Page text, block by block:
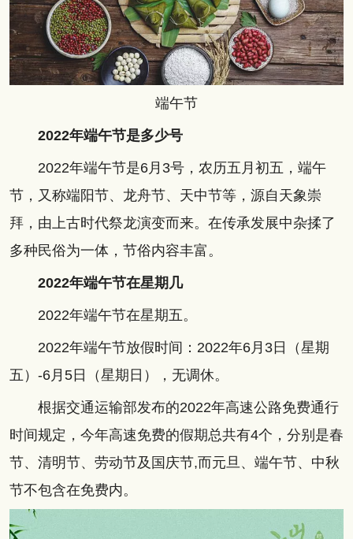
端午节
2022年端午节是多少号
2022年端午节是6月3号，农历五月初五，端午
节，又称端阳节、龙舟节、天中节等，源自天象崇
拜，由上古时代祭龙演变而来。在传承发展中杂揉了
多种民俗为一体，节俗内容丰富。
2022年端午节在星期几
2022年端午节在星期五。
2022年端午节放假时间：2022年6月3日（星期
五）-6月5日（星期日），无调休。
根据交通运输部发布的2022年高速公路免费通行
时间规定，今年高速免费的假期总共有4个，分别是春
节、清明节、劳动节及国庆节,而元旦、端午节、中秋
节不包含在免费内。